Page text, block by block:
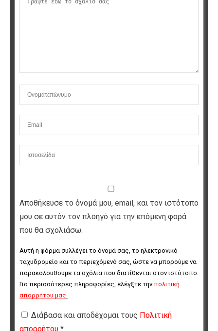
Αποθήκευσε το όνομά μου, email, και τον ιστότοπο
μου σε αυτόν τον πλοηγό για την επόμενη φορά
που θα σχολιάσω.
Αυτή η φόρμα συλλέγει το όνομά σας, το ηλεκτρονικό
ταχυδρομείο και το περιεχόμενό σας, ώστε να μπορούμε να
παρακολουθούμε τα σχόλια που διατίθενται στον ιστότοπο.
Για περισσότερες πληροφορίες, ελέγξτε την πολιτική
απορρήτου μας
Διάβασα και αποδέχομαι τους Πολιτική
απορρήτου *